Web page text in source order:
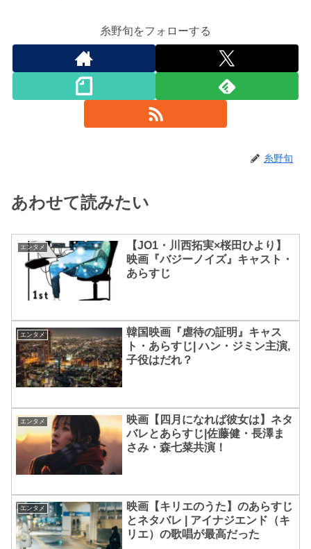
糸野旬をフォローする
糸野旬
あわせて読みたい
エンタメ
【JO1・川西拓実×桜田ひより】
映画『バジーノイズ』キャスト・
あらすじ
エンタメ
韓国映画『虐待の証明』キャス
ト・あらすじ| ハン・ジミン主演,
子役はだれ？
エンタメ
映画【四月になれば彼女は】ネタ
バレとあらすじ|佐藤健・長澤ま
さみ・森七菜共演！
エンタメ
映画【キリエのうた】のあらすじ
とネタバレ | アイナジエンド（キ
リエ）の歌唱が最高だった